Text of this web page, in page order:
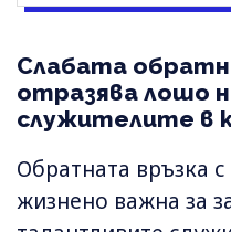
Слабата
отразява лошо
служителите в
Обратната връзка
жизнено важна за